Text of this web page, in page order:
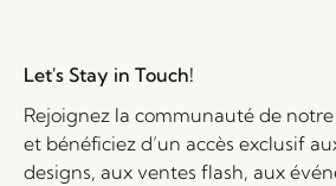
Let's Stay in Touch!
Rejoignez la communauté de
et bénéficiez d’un accès exclusif
designs, aux ventes flash, aux